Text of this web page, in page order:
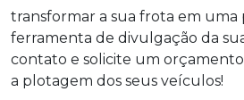
transformar a sua frota em uma
ferramenta de divulgação da
contato e solicite um
a plotagem dos seus veículos!